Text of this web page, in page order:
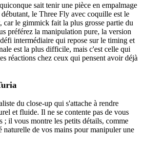
sait tenir une pièce en empalmage
le Three Fly avec coquille est le
car le gimmick fait la plus grosse partie du
préférez la manipulation pure, la version
intermédiaire qui repose sur le timing et
est la plus difficile, mais c'est celle qui
réactions chez ceux qui pensent avoir déjà
du close-up qui s'attache à rendre
et fluide. Il ne se contente pas de vous
; il vous montre les petits détails, comme
de vos mains pour manipuler une